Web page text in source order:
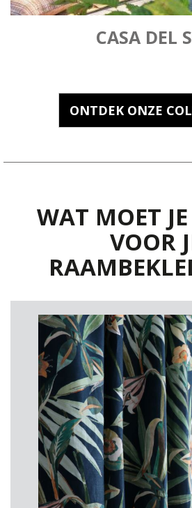
CASA DEL
ONTDEK ONZE
WAT MOET
VOOR